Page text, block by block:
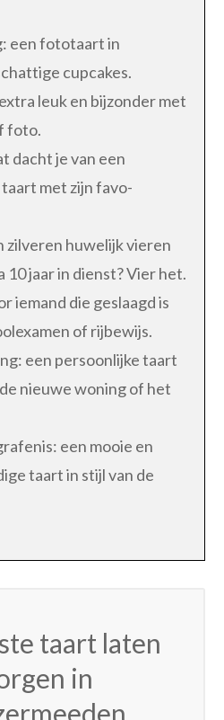
een fototaart in
cupcakes.
leuk en bijzonder met
foto.
dacht je van een
met zijn favo-
zilveren huwelijk vieren
10 jaar in dienst? Vier het.
iemand die geslaagd is
of rijbewijs.
een persoonlijke taart
nieuwe woning of het
een mooie en
taart in stijl van de
taart laten
in